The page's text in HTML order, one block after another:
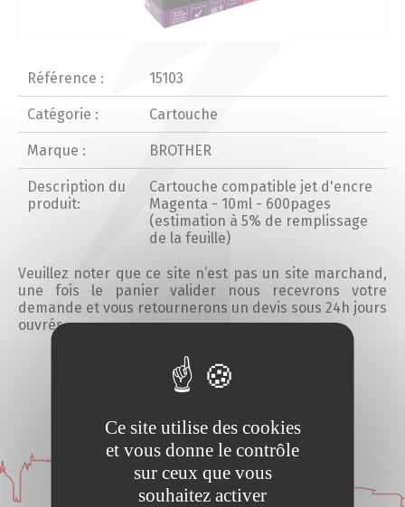
Actualités 2020 et avant
Produits
Professionnels
Particuliers
Catalogue
Analyse de vos besoins
Conseils et Astuces
Devis en 24H
Référence : 15103
Catégorie : Cartouche
Marque : BROTHER
Description du
produit:
Cartouche compatible jet d'encre
Magenta - 10ml - 600pages
(estimation à 5% de remplissage
de la feuille)
Veuillez noter que ce site n’est pas un site marchand,
une fois le panier valider nous recevrons votre
demande et vous retournerons un devis sous 24h jours
ouvrés.
Ajouter au devis
Ce site utilise des cookies
et vous donne le contrôle
sur ceux que vous
souhaitez activer